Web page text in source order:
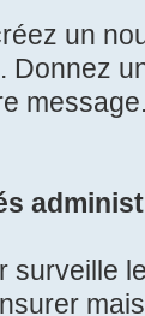
un
Donnez
message.
surveille